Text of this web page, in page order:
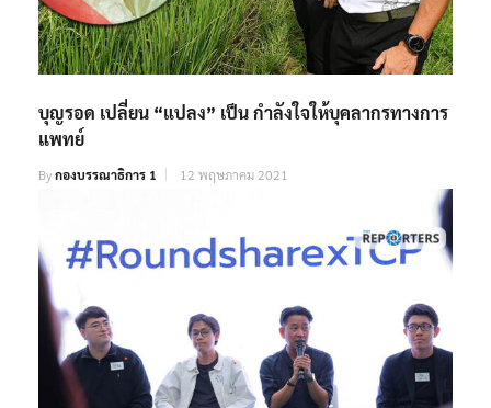
บุญรอด เปลี่ยน “แปลง” เป็น กำลังใจให้บุคลากรทางการ
แพทย์
Byกองบรรณาธิการ 1 12 พฤษภาคม 2021